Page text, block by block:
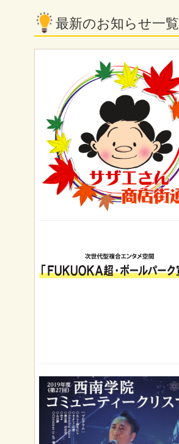
最新のお知らせ一覧